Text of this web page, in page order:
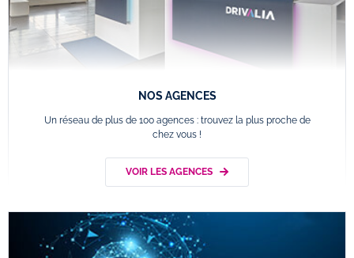
NOS AGENCES
Un réseau de plus de 100 agences : trouvez la plus proche de
chez vous !
VOIR LES AGENCES